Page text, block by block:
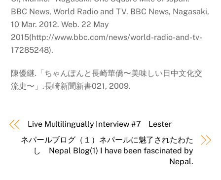
BBC News, World Radio and TV. BBC News, Nagasaki,
10 Mar. 2012. Web. 22 May
2015(http://www.bbc.com/news/world-radio-and-tv-
17285248).
陳優継.「ちゃんぽんと長崎華僑〜美味しい日中文化交
流史〜」.長崎新聞新書021, 2009.
Live Multilingually Interview #7 Lester
ネパールブログ（１）ネパールに魅了されたわた
し Nepal Blog(1) I have been fascinated by
Nepal.